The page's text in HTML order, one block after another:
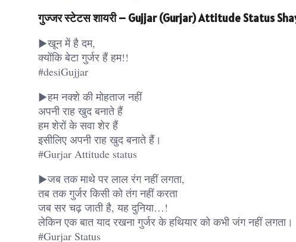
गुज्जर स्टेटस शायरी – Gujjar (Gurjar) Attitude Status
▶खून में है दम,
क्योंकि बेटा गुर्जर हैं हम!!
#desiGujjar
▶हम नक्शे की मोहताज नहीं
अपनी राह खुद बनाते हैं
हम शेरों के सवा शेर हैं
इसीलिए अपनी राह खुद बनाते हैं।
#Gurjar Attitude status
▶जब तक माथे पर लाल रंग नहीं लगता,
तब तक गुर्जर किसी को तंग नहीं करता
जब सर चढ़ जाती है, यह दुनिया…!
लेकिन एक बात याद रखना गुर्जर के हथियार को कभी जंग नहीं लगता।
#Gurjar Status